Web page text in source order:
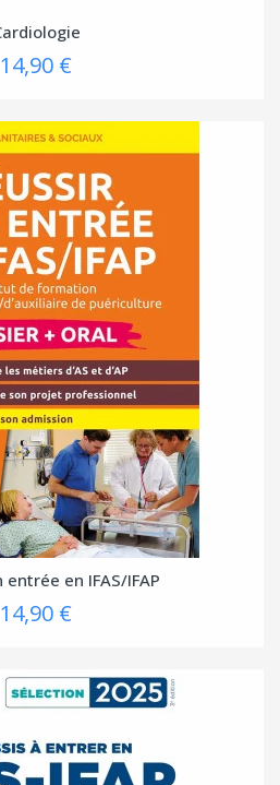
14,90 €
entrée en IFAS/IFAP
14,90 €